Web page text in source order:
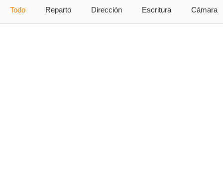
Todo Reparto Dirección Escritura Cámara